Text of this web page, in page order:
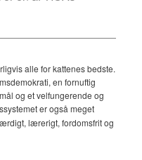
alle for kattenes bedste.
en fornuftig
og et velfungerende og
er også meget
lærerigt, fordomsfrit og